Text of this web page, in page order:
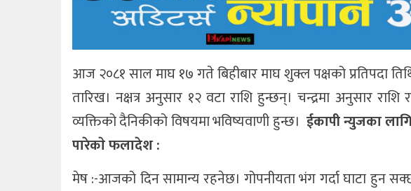
आज २०८१ साल माघ १७ गते बिहीबार माघ शुक्ल पक्षको प्रतिपदा
तारिख। नक्षत्र अनुसार १२ वटा राशि हुन्छन्। चन्द्रमा अनुसार
व्यक्तिको दैनिकीको विषयमा भविष्यवाणी हुन्छ। ईकापी न्युजका
पारेकाे फलादेश :
मेष :-आजको दिन सामान्य रहनेछ। गोपनीयता भंग गर्दा घाटा हुन